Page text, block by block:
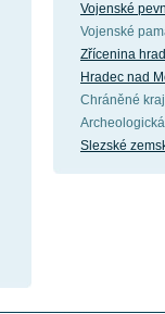
Vojenské
Vojenské
Zřícenina
Hradec nad
Chráněné
Slezské